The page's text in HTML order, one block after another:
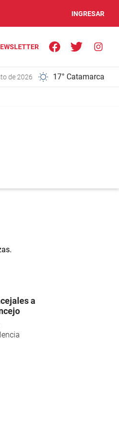
INGRESAR
de 2026 17° Catamarca
a